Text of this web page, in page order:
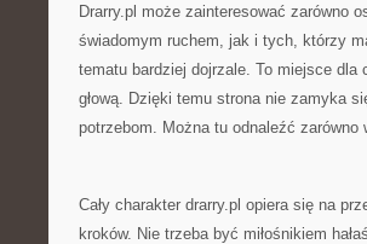
Drarry.pl może zainteresować zarówno
świadomym ruchem, jak i tych, którzy
tematu bardziej dojrzale. To miejsce dla
głową. Dzięki temu strona nie zamyka
potrzebom. Można tu odnaleźć
Cały charakter drarry.pl opiera się na
kroków. Nie trzeba być miłośnikiem